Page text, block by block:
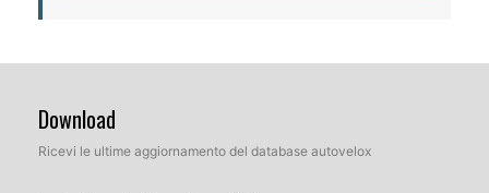
Download
Ricevi le ultime aggiornamento del database autovelox